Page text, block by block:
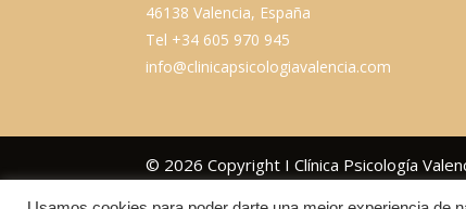
46138 Valencia, España
Tel +34 605 970 945
info@clinicapsicologiavalencia.com
© 2026 Copyright I Clínica Psicología